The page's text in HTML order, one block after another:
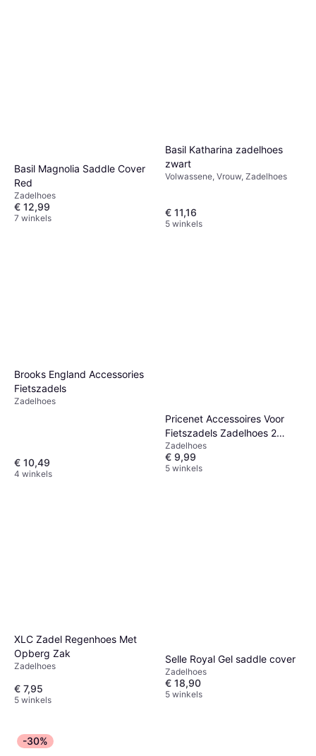
Basil Magnolia Saddle Cover
Red
Zadelhoes
€ 12,99
7 winkels
Basil Katharina zadelhoes
zwart
Volwassene, Vrouw, Zadelhoes
€ 11,16
5 winkels
Brooks England Accessories
Fietszadels
Zadelhoes
€ 10,49
4 winkels
Pricenet Accessoires Voor
Fietszadels Zadelhoes 2
Stuks
Zadelhoes
€ 9,99
5 winkels
XLC Zadel Regenhoes Met
Opberg Zak
Zadelhoes
€ 7,95
5 winkels
Selle Royal Gel saddle cover
Zadelhoes
€ 18,90
5 winkels
-30%